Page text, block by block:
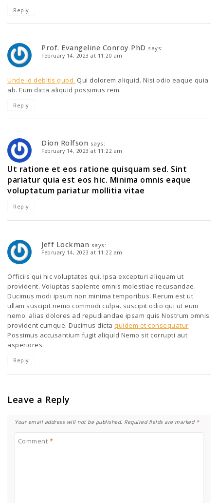
Reply
Prof. Evangeline Conroy PhD says:
February 14, 2023 at 11:20 am
Unde id debitis quod. Qui dolorem aliquid. Nisi odio eaque quia
ab. Eum dicta aliquid possimus rem.
Reply
Dion Rolfson says:
February 14, 2023 at 11:22 am
Ut ratione et eos ratione quisquam sed. Sint
pariatur quia est eos hic. Minima omnis eaque
voluptatum pariatur mollitia vitae
Reply
Jeff Lockman says:
February 14, 2023 at 11:22 am
Officiis qui hic voluptates qui. Ipsa excepturi aliquam ut
provident. Voluptas sapiente omnis molestiae recusandae.
Ducimus modi ipsum non minima temporibus. Rerum est ut
ullam suscipit nemo commodi culpa. suscipit odio qui ut eum
nemo. alias dolores ad repudiandae ipsam quis Nostrum omnis
provident cumque. Ducimus dicta quidem et consequatur
Possimus accusantium fugit aliquid Nemo sit corrupti aut
asperiores.
Reply
Leave a Reply
Your email address will not be published. Required fields are marked *
Comment *